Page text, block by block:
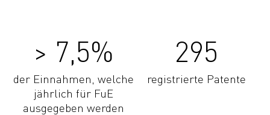
> 7,5%
der Einnahmen, welche
jährlich für FuE
ausgegeben werden
295
registrierte Patente